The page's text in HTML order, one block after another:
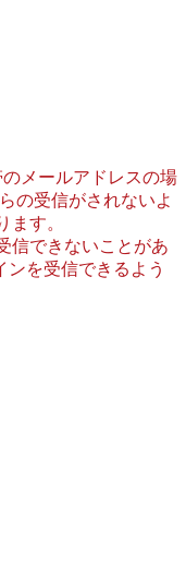
のメールアドレスの場
の受信がされないよ
ます。
信できないことがあ
ンを受信できるよう